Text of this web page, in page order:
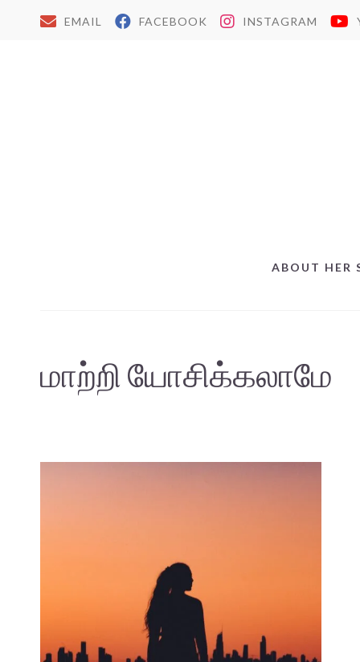
EMAIL FACEBOOK INSTAGRAM
ABOUT HER
மாற்றி யோசிக்கலாமே